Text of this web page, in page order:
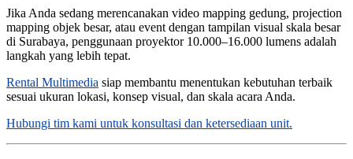
Jika Anda sedang merencanakan video mapping gedung, projection
mapping objek besar, atau event dengan tampilan visual skala besar
di Surabaya, penggunaan proyektor 10.000–16.000 lumens adalah
langkah yang lebih tepat.
Rental Multimedia siap membantu menentukan kebutuhan terbaik
sesuai ukuran lokasi, konsep visual, dan skala acara Anda.
Hubungi tim kami untuk konsultasi dan ketersediaan unit.